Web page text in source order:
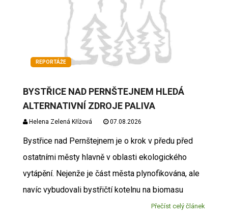
REPORTÁŽE
BYSTŘICE NAD PERNŠTEJNEM HLEDÁ
ALTERNATIVNÍ ZDROJE PALIVA
Helena Zelená Křížová 07.08.2026
Bystřice nad Pernštejnem je o krok v předu před
ostatními městy hlavně v oblasti ekologického
vytápění. Nejenže je část města plynofikována, ale
navíc vybudovali bystřičtí kotelnu na biomasu
Přečíst celý článek